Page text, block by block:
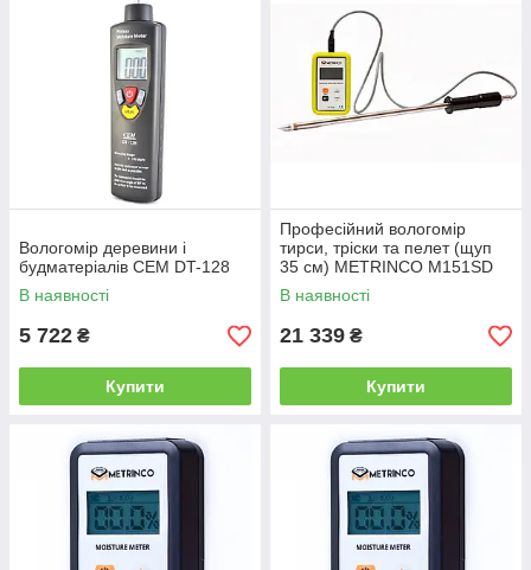
Вологомір деревини і
будматеріалів CEM DT-128
В наявності
5 722 ₴
Купити
Професійний вологомір
тирси, тріски та пелет (щуп
35 см) METRINCO M151SD
В наявності
21 339 ₴
Купити